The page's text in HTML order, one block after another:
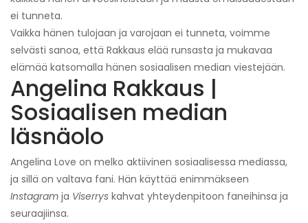
ei tunneta.
Vaikka hänen tulojaan ja varojaan ei tunneta, voimme
selvästi sanoa, että Rakkaus elää runsasta ja mukavaa
elämää katsomalla hänen sosiaalisen median viestejään.
Angelina Rakkaus |
Sosiaalisen median
läsnäolo
Angelina Love on melko aktiivinen sosiaalisessa mediassa,
ja sillä on valtava fani. Hän käyttää enimmäkseen
Instagram ja Viserrys kahvat yhteydenpitoon faneihinsa ja
seuraajiinsa.